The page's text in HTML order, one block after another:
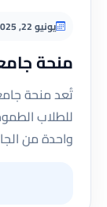
يونيو 22, 2025
منحة
تُعد منحة
للطلاب
واحدة من